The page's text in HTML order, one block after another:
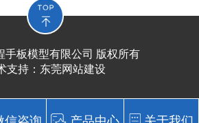
手板模型有限公司 版权所有
支持： 东莞网站建设​